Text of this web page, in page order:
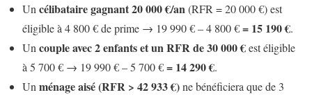
Uncélibataire gagnant 20 000 €/an(RFR = 20 000 €) est
éligible à 4 800 € de prime → 19 990 € – 4 800 €= 15 190 €.
Uncouple avec 2 enfants et un RFR de 30 000 €est éligible
à 5 700 € → 19 990 € – 5 700 €= 14 290 €.
Unménage aisé (RFR > 42 933 €)ne bénéficiera que de 3